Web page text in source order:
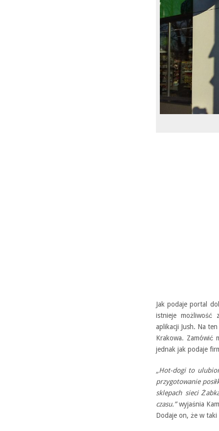
Jak podaje portal
istnieje możliwość
aplikacji Jush. Na
Krakowa. Zamówić
jednak jak podaje
„Hot-dogi to
przygotowanie
sklepach sieci
czasu.”wyjaśnia
Dodaje on, że w